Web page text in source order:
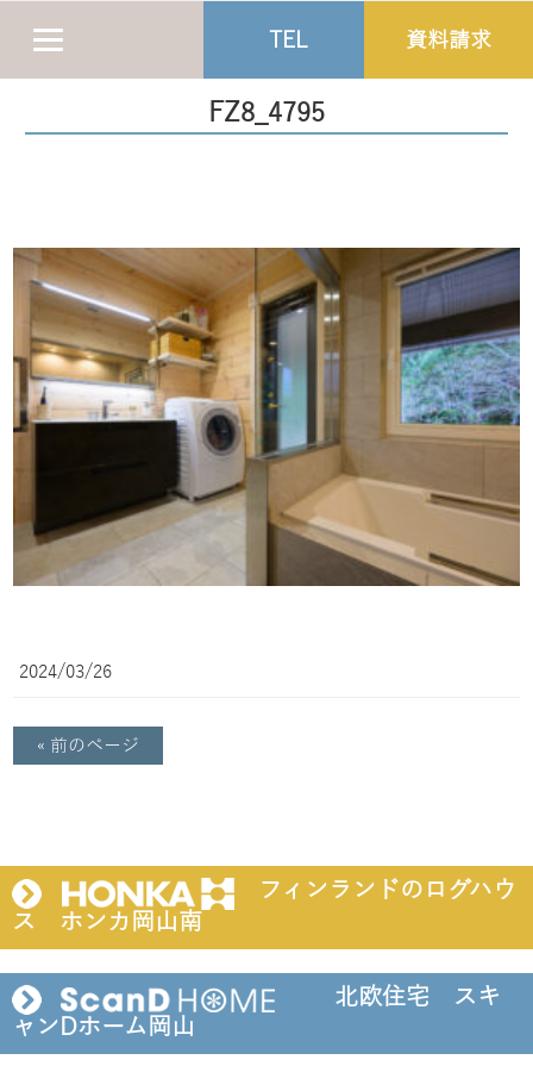
TEL 資料請求
FZ8_4795
2024/03/26
« 前のページ
フィンランドのログハウ
ス ホンカ岡山南
北欧住宅 スキ
ャンDホーム岡山